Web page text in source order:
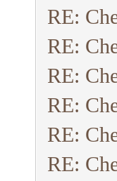
RE:
RE:
RE:
RE:
RE:
RE: